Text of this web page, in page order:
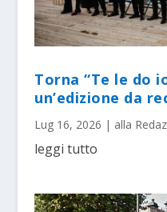
Torna “Te le do
un’edizione da
Lug 16, 2026 | alla
leggi tutto